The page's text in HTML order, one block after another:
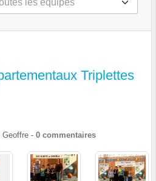
Triplettes
Geoffre - 0 commentaires